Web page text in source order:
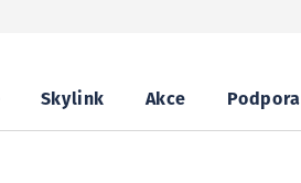
Skylink Akce Podpora